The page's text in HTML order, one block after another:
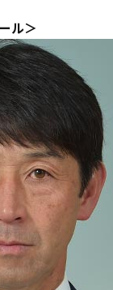
ル＞